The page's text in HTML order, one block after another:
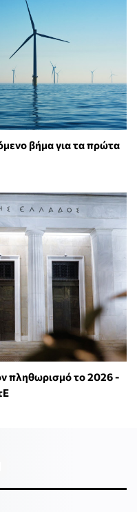
βήμα για τα πρώτα
πληθωρισμό το 2026 -